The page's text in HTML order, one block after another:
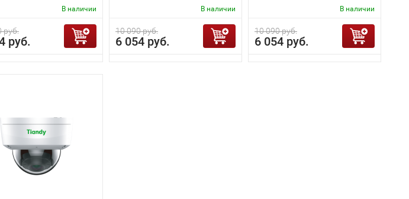
В наличии
руб.
руб.
В наличии
10 090 руб.
6 054 руб.
В наличии
10 090 руб.
6 054 руб.